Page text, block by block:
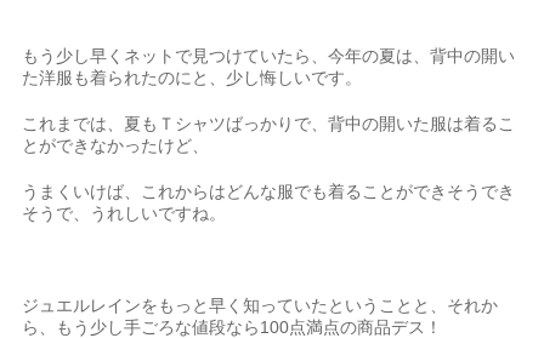
もう少し早くネットで見つけていたら、今年の夏は、背中の開い
た洋服も着られたのにと、少し悔しいです。
これまでは、夏もＴシャツばっかりで、背中の開いた服は着るこ
とができなかったけど、
うまくいけば、これからはどんな服でも着ることができそうでき
そうで、うれしいですね。
ジュエルレインをもっと早く知っていたということと、それか
ら、もう少し手ごろな値段なら100点満点の商品デス！